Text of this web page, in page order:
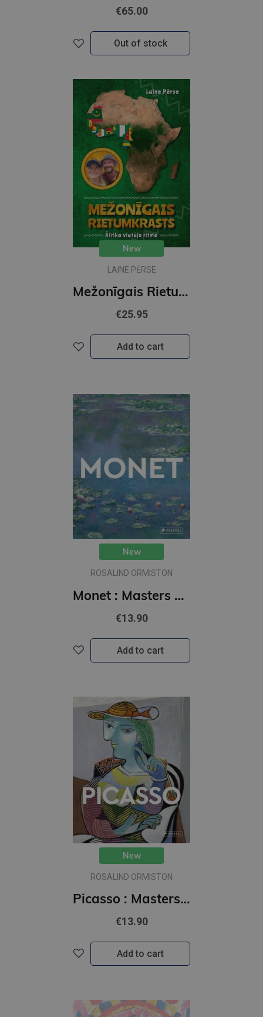
€65.00
Out of stock
New
LAINE PĒRSE
Mežonīgais Rietumkrasts. Āfrika vietējo ritmā
€25.95
Add to cart
New
ROSALIND ORMISTON
Monet : Masters of Art
€13.90
Add to cart
New
ROSALIND ORMISTON
Picasso : Masters of Art
€13.90
Add to cart